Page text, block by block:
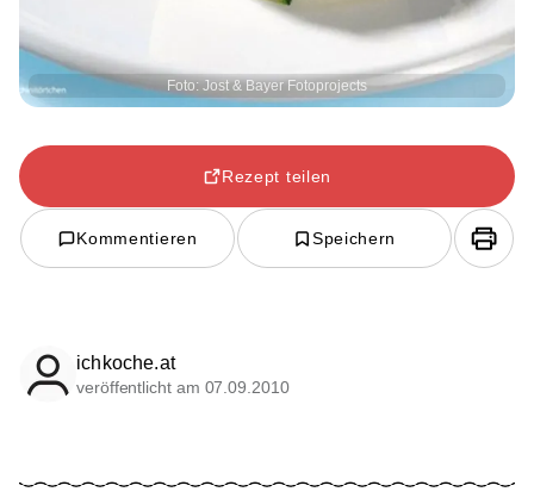
Foto: Jost & Bayer Fotoprojects
Rezept teilen
Kommentieren Speichern
ichkoche.at
veröffentlicht am 07.09.2010